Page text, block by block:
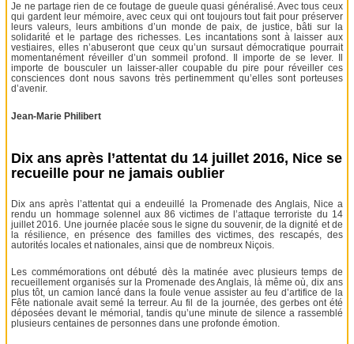
Je ne partage rien de ce foutage de gueule quasi généralisé. Avec tous ceux
qui gardent leur mémoire, avec ceux qui ont toujours tout fait pour préserver
leurs valeurs, leurs ambitions d’un monde de paix, de justice, bâti sur la
solidarité et le partage des richesses. Les incantations sont à laisser aux
vestiaires, elles n’abuseront que ceux qu’un sursaut démocratique pourrait
momentanément réveiller d’un sommeil profond. Il importe de se lever. Il
importe de bousculer un laisser-aller coupable du pire pour réveiller ces
consciences dont nous savons très pertinemment qu’elles sont porteuses
d’avenir.
Jean-Marie Philibert
Dix ans après l’attentat du 14 juillet 2016, Nice se
recueille pour ne jamais oublier
Dix ans après l’attentat qui a endeuillé la Promenade des Anglais, Nice a
rendu un hommage solennel aux 86 victimes de l’attaque terroriste du 14
juillet 2016. Une journée placée sous le signe du souvenir, de la dignité et de
la résilience, en présence des familles des victimes, des rescapés, des
autorités locales et nationales, ainsi que de nombreux Niçois.
Les commémorations ont débuté dès la matinée avec plusieurs temps de
recueillement organisés sur la Promenade des Anglais, là même où, dix ans
plus tôt, un camion lancé dans la foule venue assister au feu d’artifice de la
Fête nationale avait semé la terreur. Au fil de la journée, des gerbes ont été
déposées devant le mémorial, tandis qu’une minute de silence a rassemblé
plusieurs centaines de personnes dans une profonde émotion.